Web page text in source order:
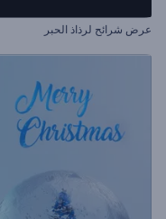
عرض شرائح لرذاذ الحبر